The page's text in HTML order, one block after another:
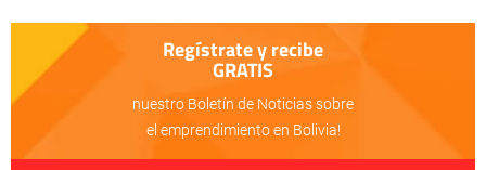
Regístrate y recibe
GRATIS
nuestro Boletín de Noticias sobre
el emprendimiento en Bolivia!